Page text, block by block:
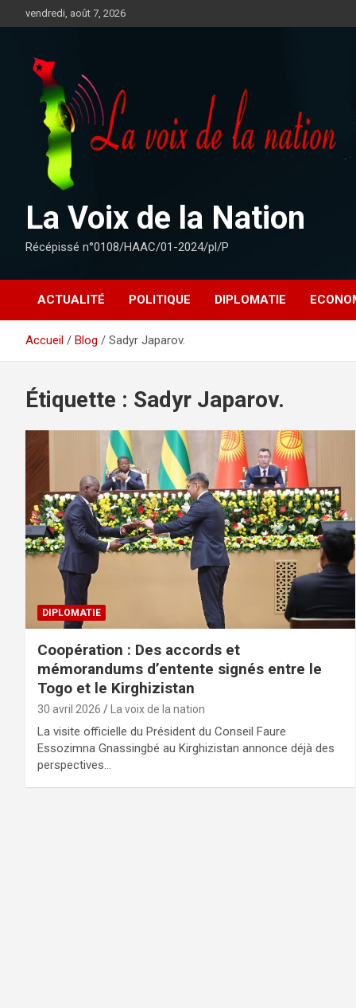
au
vendredi, août 7, 2026
La Voix de la Nation
Récépissé n°0108/HAAC/01-2024/pl/P
ACTUALITÉ POLITIQUE DIPLOMATIE
Accueil Blog Sadyr Japarov.
Étiquette : Sadyr Japarov.
DIPLOMATIE
Coopération : Des accords et
mémorandums d’entente signés entre le
Togo et le Kirghizistan
30 avril 2026 La voix de la nation
La visite officielle du Président du Conseil Faure
Essozimna Gnassingbé au Kirghizistan annonce déjà des
perspectives…